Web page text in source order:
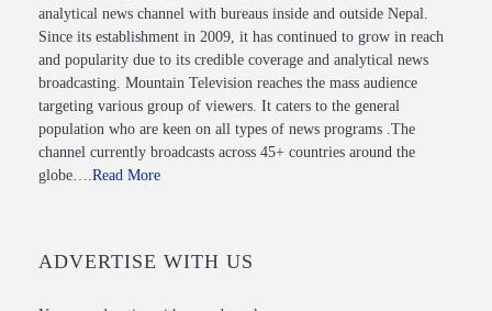
analytical news channel with bureaus inside and outside Nepal.
Since its establishment in 2009, it has continued to grow in reach
and popularity due to its credible coverage and analytical news
broadcasting. Mountain Television reaches the mass audience
targeting various group of viewers. It caters to the general
population who are keen on all types of news programs .The
channel currently broadcasts across 45+ countries around the
globe…. Read More
ADVERTISE WITH US